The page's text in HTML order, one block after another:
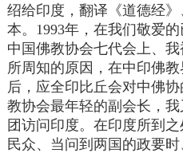
绍给印度，翻译《道德经
本。1993年，在我们敬爱
中国佛教协会七代会上、
所周知的原因，在中印佛
后，应全印比丘会对中佛
教协会最年轻的副会长，
团访问印度。在印度所到
民众、当问到两国的政要